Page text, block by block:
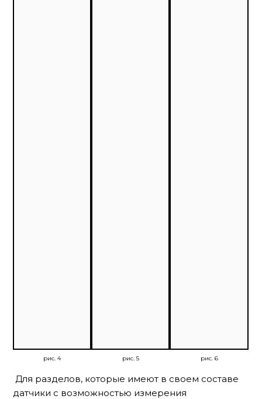
рис. 4 рис. 5 рис. 6
Для разделов, которые имеют в своем составе
датчики с возможностью измерения